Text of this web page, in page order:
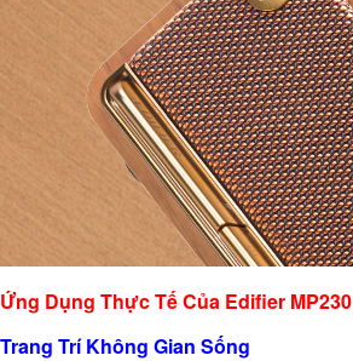
Ứng Dụng Thực Tế Của Edifier MP230
Trang Trí Không Gian Sống